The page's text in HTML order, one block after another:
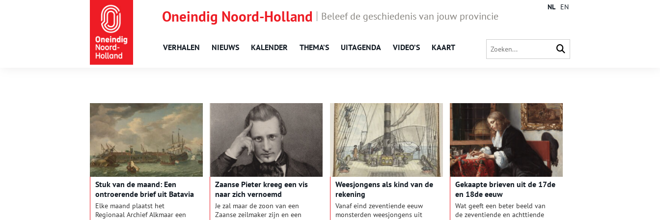
Oneindig Noord-Holland Beleef de geschiedenis van jouw provincie
VERHALEN NIEUWS KALENDER THEMA’S UITAGENDA VIDEO’S KAART
NL EN
Stuk van de maand: Een
ontroerende brief uit Batavia
Elke maand plaatst het
Regionaal Archief Alkmaar een
Zaanse Pieter kreeg een vis
naar zich vernoemd
Je zal maar de zoon van een
Zaanse zeilmaker zijn en een
Weesjongens als kind van de
rekening
Vanaf eind zeventiende eeuw
monsterden weesjongens uit
Gekaapte brieven uit de 17de
en 18de eeuw
Wat geeft een beter beeld van
de zeventiende en achttiende